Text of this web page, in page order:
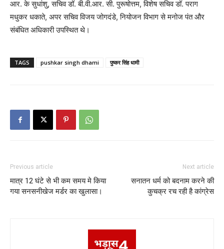
आर. के सुधांशु, सचिव डॉ. बी.वी.आर. सी. पुरूषोत्तम, विशेष सचिव डॉ. पराग
मधुकर धकाते, अपर सचिव विजय जोगदंडे, नियोजन विभाग से मनोज पंत और
संबंधित अधिकारी उपस्थित थे।
TAGS pushkar singh dhami पुष्कर सिंह धामी
Previous article
मात्र 12 घंटे से भी कम समय मे किया
गया सनसनीखेज मर्डर का खुलासा।
Next article
सनातन धर्म को बदनाम करने की
कुचक्र रच रही है कांग्रेस